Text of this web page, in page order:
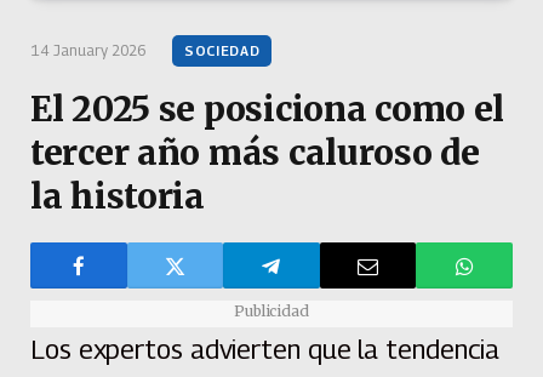
14 January 2026 SOCIEDAD
El 2025 se posiciona como el
tercer año más caluroso de
la historia
Publicidad
Los expertos advierten que la tendencia